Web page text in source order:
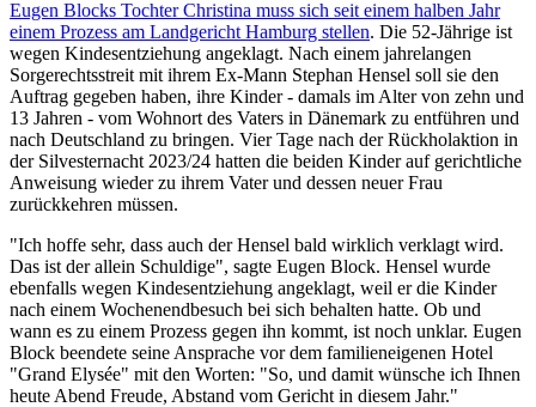
Eugen Blocks Tochter Christina muss sich seit einem halben Jahr
einem Prozess am Landgericht Hamburg stellen. Die 52-Jährige ist
wegen Kindesentziehung angeklagt. Nach einem jahrelangen
Sorgerechtsstreit mit ihrem Ex-Mann Stephan Hensel soll sie den
Auftrag gegeben haben, ihre Kinder - damals im Alter von zehn und
13 Jahren - vom Wohnort des Vaters in Dänemark zu entführen und
nach Deutschland zu bringen. Vier Tage nach der Rückholaktion in
der Silvesternacht 2023/24 hatten die beiden Kinder auf gerichtliche
Anweisung wieder zu ihrem Vater und dessen neuer Frau
zurückkehren müssen.
"Ich hoffe sehr, dass auch der Hensel bald wirklich verklagt wird.
Das ist der allein Schuldige", sagte Eugen Block. Hensel wurde
ebenfalls wegen Kindesentziehung angeklagt, weil er die Kinder
nach einem Wochenendbesuch bei sich behalten hatte. Ob und
wann es zu einem Prozess gegen ihn kommt, ist noch unklar. Eugen
Block beendete seine Ansprache vor dem familieneigenen Hotel
"Grand Elysée" mit den Worten: "So, und damit wünsche ich Ihnen
heute Abend Freude, Abstand vom Gericht in diesem Jahr."